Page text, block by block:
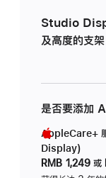
Studio
及高度的支架
是否要添加
AppleCare+
Display)
RMB 1,249 或